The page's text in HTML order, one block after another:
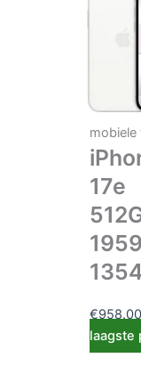
17e
€958.00
laagste